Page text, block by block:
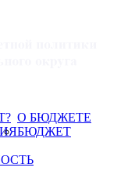
О БЮДЖЕТЕ
БЮДЖЕТ